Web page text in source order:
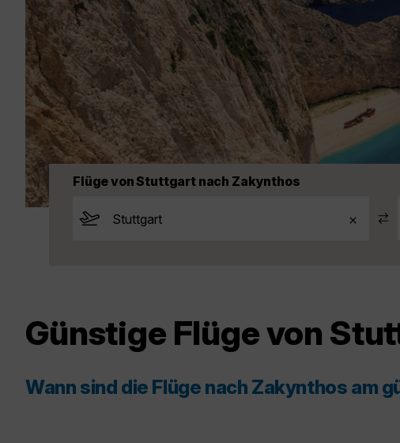
Flüge von Stuttgart nach Zakynthos
Günstige Flüge von
Wann sind die Flüge nach Zakynthos am